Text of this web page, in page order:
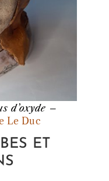
d’oxyde –
Le Duc
ET